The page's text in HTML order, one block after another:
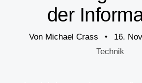
der
Von Michael Crass • 16.
Technik